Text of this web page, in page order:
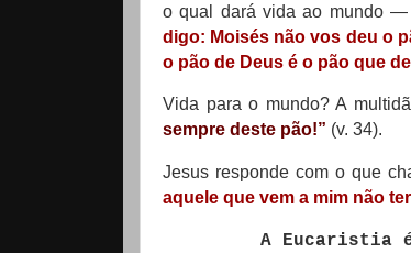
o qual dará vida ao mundo —
digo: Moisés não vos deu o
o pão de Deus é o pão que
Vida para o mundo? A
sempre deste pão!” (v. 34).
Jesus responde com o que
aquele que vem a mim não
A Eucaristia